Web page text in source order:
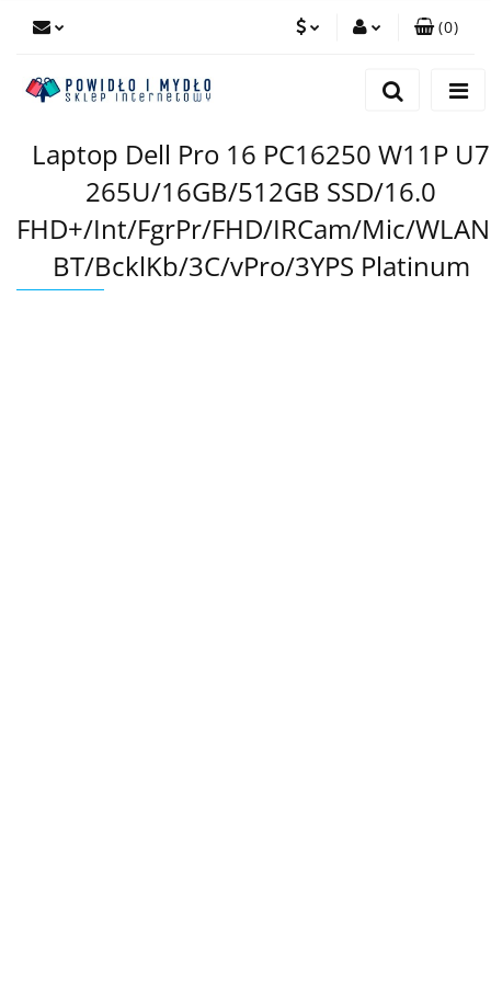
Dodaj zgłoszenie
(0)
Laptop Dell Pro 16 PC16250 W11P U7
265U/16GB/512GB SSD/16.0
FHD+/Int/FgrPr/FHD/IRCam/Mic/
BT/BcklKb/3C/vPro/3YPS Platinum